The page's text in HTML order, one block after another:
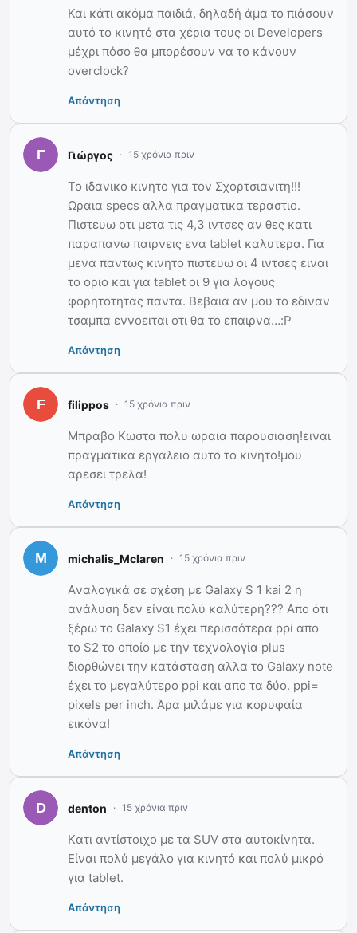
Και κάτι ακόμα παιδιά, δηλαδή άμα το πιάσουν
αυτό το κινητό στα χέρια τους οι Developers
μέχρι πόσο θα μπορέσουν να το κάνουν
overclock?
Απάντηση
Γιώργος 15 χρόνια πριν
To ιδανικο κινητο για τον Σχορτσιανιτη!!!
Ωραια specs αλλα πραγματικα τεραστιο.
Πιστευω οτι μετα τις 4,3 ιντσες αν θες κατι
παραπανω παιρνεις ενα tablet καλυτερα. Για
μενα παντως κινητο πιστευω οι 4 ιντσες ειναι
το οριο και για tablet οι 9 για λογους
φορητοτητας παντα. Βεβαια αν μου το εδιναν
τσαμπα εννοειται οτι θα το επαιρνα…:P
Απάντηση
filippos 15 χρόνια πριν
Μπραβο Κωστα πολυ ωραια παρουσιαση!ειναι
πραγματικα εργαλειο αυτο το κινητο!μου
αρεσει τρελα!
Απάντηση
michalis_Mclaren 15 χρόνια πριν
Aναλογικά σε σχέση με Galaxy S 1 kai 2 η
ανάλυση δεν είναι πολύ καλύτερη??? Απο ότι
ξέρω το Galaxy S1 έχει περισσότερα ppi απο
το S2 το οποίο με την τεχνολογία plus
διορθώνει την κατάσταση αλλα το Galaxy note
έχει το μεγαλύτερο ppi και απο τα δύο. ppi=
pixels per inch. Άρα μιλάμε για κορυφαία
εικόνα!
Απάντηση
denton 15 χρόνια πριν
Kατι αντίστοιχο με τα SUV στα αυτοκίνητα.
Είναι πολύ μεγάλο για κινητό και πολύ μικρό
για tablet.
Απάντηση